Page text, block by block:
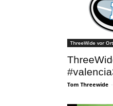
ThreeWide vor Ort
Tom Threewide -